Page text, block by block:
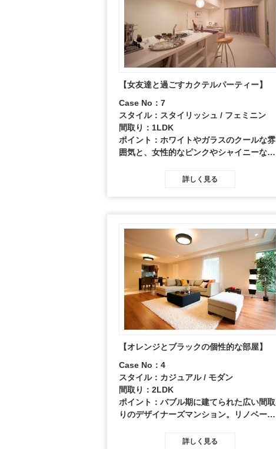
【女友達と過ごすカクテルパーティー】
Case No：7
スタイル：スタイリッシュ / フェミニン
間取り：1LDK
ポイント：ホワイトやガラスのクールな雰
囲気と、女性的なピンクやシャイニーな素
メージしました。詳しく見る
【オレンジとブラックの個性的な部屋】
Case No：4
スタイル：カジュアル / モダン
間取り：2LDK
ポイント：バブル期に建てられた広い間取
りのデザイナーズマンション。リノベーシ
な外観に合わせ、同時代的な要素をプラス
詳しく見る